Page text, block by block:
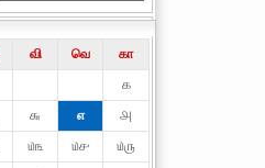
வி வெ
கா
௧
௬ ௭
௮
௰௩ ௰௪
௰௫